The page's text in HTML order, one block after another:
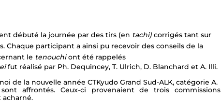
débuté la journée par des tirs (en tachi) corrigés tant sur
participant a ainsi pu recevoir des conseils de la
le tenouchi ont été rappelés
fut réalisé par Ph. Dequincey, T. Ulrich, D. Blanchard et A. Illi.
de la nouvelle année CTKyudo Grand Sud-ALK, catégorie A.
affrontés. Ceux-ci provenaient de trois commissions